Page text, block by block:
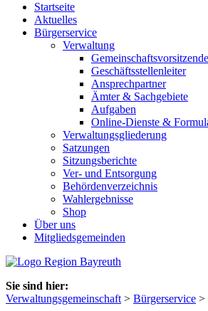
Startseite
Aktuelles
Bürgerservice
Verwaltung
Geschäftsstellenleiter
Ansprechpartner
Ämter & Sachgebiete
Aufgaben
Online-Dienste &
Verwaltungsgliederung
Satzungen
Sitzungsberichte
Ver- und Entsorgung
Behördenverzeichnis
Wahlergebnisse
Shop
Über uns
Mitgliedsgemeinden
Sie sind hier:
Verwaltungsgemeinschaft > Bürgerservice >